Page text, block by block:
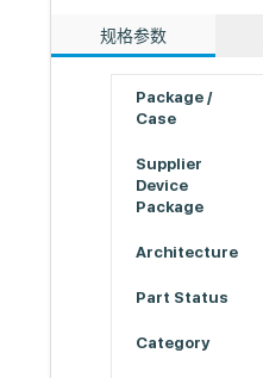
规格参数
Package /
Case
Supplier
Device
Package
Architecture
Part Status
Category